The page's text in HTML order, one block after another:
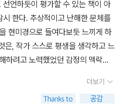
은 영 서툴렀다.내가 누군가의 영
군가가 내 영역으로 들어오는 것도
만 그건 쿨 한것이 아니라 상처받지
는 방어였다. 늘 좋은 사람이었고
고 잔잔한 사람이지만 참 알 수 없
지도 않고 멀지도 않은.. 그냥 배경같
디론가 이동하고 어디서든 타인이
고르지 않으면앞으로 달려나가기
라 명명된 일시적인 호칭 아닌 호
에 없는 우리의 근원적인 고픔을
좋은 사람은 그 유아기의 전적으
의 우울과 나의 환희의 전적인 이
. 그런 관계를 때로는 친구 관계에
는 데에서 관계의 붕괴는 시작되
내가 죽은 후 딸 루마와 아버지의
음으로 루마는 혼자 남은 아버지
으로낯선 곳에 이사온 루마는 불안
았다.아버지 역시, 가족에서 다정
신을 미워한다고 생각한다.루마는
이 얼마나소중한지 곧 깨달는다. 아
었다.아버지가 꾸며 놓은 정원에
언하듯이 평가할 수 있는 책이 아
한다. 추상적이고 난해한 문체를
현미경으로 들여다보듯 느끼게 하
은, 작가 스스로 평생을 생각하고 느
하려고 노력했었던 감정의 맥락들
타자의 입장으로 살아간다는 것은
라에서 자식을 성공시키기 위해
더보기